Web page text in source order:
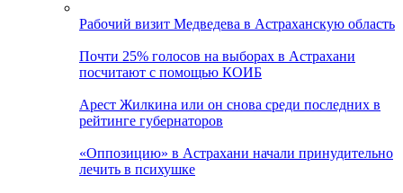
Рабочий визит Медведева в Астраханскую область
Почти 25% голосов на выборах в Астрахани
посчитают с помощью КОИБ
Арест Жилкина или он снова среди последних в
рейтинге губернаторов
«Оппозицию» в Астрахани начали принудительно
лечить в психушке